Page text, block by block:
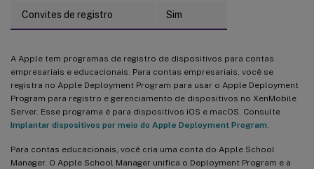
Convites de registro Sim
A Apple tem programas de registro de dispositivos para contas
empresariais e educacionais. Para contas empresariais, você se
registra no Apple Deployment Program para usar o Apple Deployment
Program para registro e gerenciamento de dispositivos no XenMobile
Server. Esse programa é para dispositivos iOS e macOS. Consulte
Implantar dispositivos por meio do Apple Deployment Program.
Para contas educacionais, você cria uma conta do Apple School
Manager. O Apple School Manager unifica o Deployment Program e a